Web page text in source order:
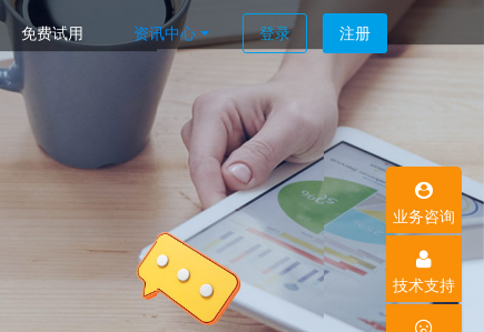
登录 注册
免费试用 资讯中心
业务咨询
技术支持